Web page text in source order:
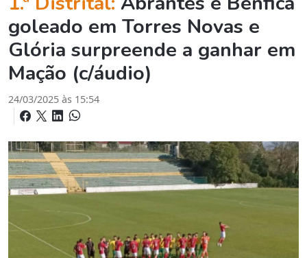
goleado em Torres Novas e
Glória surpreende a ganhar em
Mação (c/áudio)
24/03/2025 às 15:54